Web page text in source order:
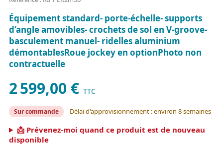
Équipement standard- porte-échelle- supports
d’angle amovibles- crochets de sol en V-groove-
basculement manuel- ridelles aluminium
démontablesRoue jockey en optionPhoto non
contractuelle
2 599,00 € TTC
Sur commande Délai d'approvisionnement : environ 8 semaines
📩 Prévenez-moi quand ce produit est de nouveau
disponible